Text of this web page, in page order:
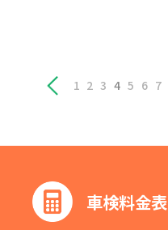
1 2 3 4 5 6 7
車検料金表